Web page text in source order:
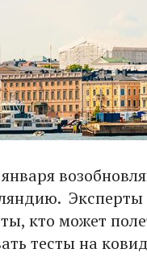
Эксперты
кто может
тесты на